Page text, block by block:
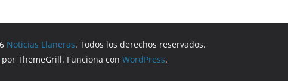
Noticias Llaneras. Todos los derechos reservados.
por ThemeGrill. Funciona con WordPress.